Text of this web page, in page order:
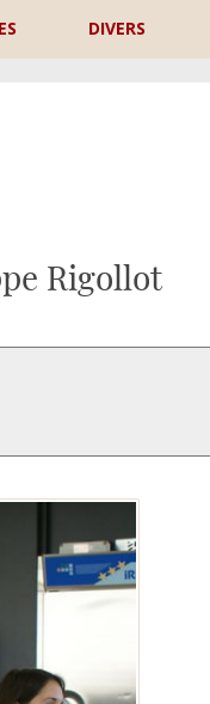
DIVERS
Rigollot